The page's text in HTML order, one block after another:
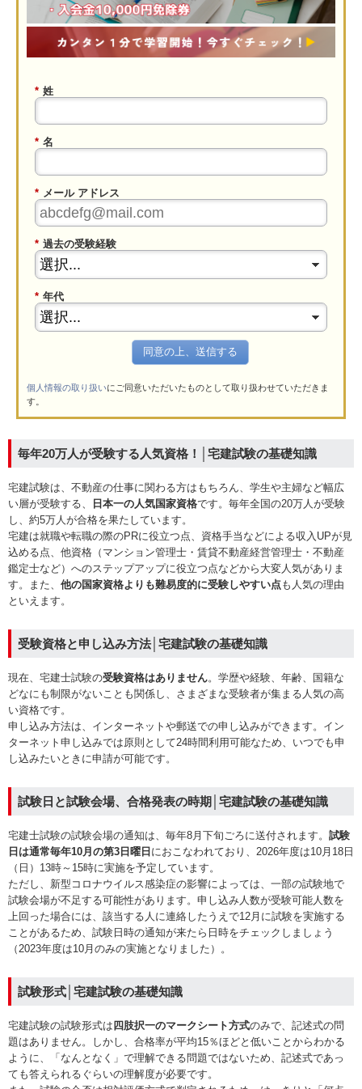
* 姓
* 名
* メール アドレス
* 過去の受験経験
* 年代
同意の上、送信する
個人情報の取り扱いにご同意いただいたものとして取り扱わせていただきま
す。
毎年20万人が受験する人気資格！│宅建試験の基礎知識
宅建試験は、不動産の仕事に関わる方はもちろん、学生や主婦など幅広
い層が受験する、
日本一の人気国家資格です。毎年全国の20万人が受験
し、約5万人が合格を果たしています。
宅建は就職や転職の際のPRに役立つ点、資格手当などによる収入UPが見
込める点、他資格（マンション管理士・賃貸不動産経営管理士・不動産
鑑定士など）へのステップアップに役立つ点などから大変人気がありま
す。また、 他の国家資格よりも難易度的に受験しやすい点も人気の理由
といえます。
受験資格と申し込み方法│宅建試験の基礎知識
現在、宅建士試験の受験資格はありません。学歴や経験、年齢、国籍な
どなにも制限がないことも関係し、さまざまな受験者が集まる人気の高
い資格です。
申し込み方法は、インターネットや郵送での申し込みができます。イン
ターネット申し込みでは原則として24時間利用可能なため、いつでも申
し込みたいときに申請が可能です。
試験日と試験会場、合格発表の時期│宅建試験の基礎知識
宅建士試験の試験会場の通知は、毎年8月下旬ごろに送付されます。 試験
日は通常毎年10月の第3日曜日におこなわれており、2026年度は10月18日
（日）13時～15時に実施を予定しています。
ただし、新型コロナウイルス感染症の影響によっては、一部の試験地で
試験会場が不足する可能性があります。申し込み人数が受験可能人数を
上回った場合には、該当する人に連絡したうえで12月に試験を実施する
ことがあるため、試験日時の通知が来たら日時をチェックしましょう
（2023年度は10月のみの実施となりました）。
試験形式│宅建試験の基礎知識
宅建試験の試験形式は四肢択一のマークシート方式のみで、記述式の問
題はありません。しかし、合格率が平均15％ほどと低いことからわかる
ように、「なんとなく」で理解できる問題ではないため、記述式であっ
ても答えられるぐらいの理解度が必要です。